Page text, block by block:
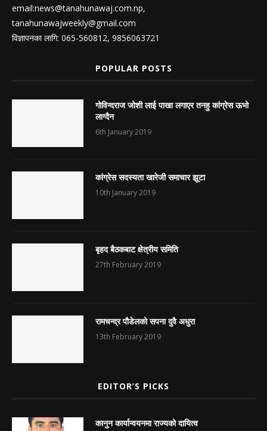
email:news@tanahunawaj.com.np,
tanahunawajweekly@gmail.com
विज्ञापनका लागि: 065-560812, 9856063721
POPULAR POSTS
गोविन्दराज जोशी लाई पाखा लगाएर तनहु कांग्रेस ऊभो
लाग्दैन
6th January 2019
कांग्रेस सदस्यता खारेजी समाचार झूटा
10th January 2019
बृहद बैठकबाट क्षेत्रीय समिति
27th February 2019
रामचन्द्र पौडेलको सपना दुवै अधुरा
13th February 2019
EDITOR’S PICKS
कानुन कार्यान्वयनमा राज्यको दायित्व